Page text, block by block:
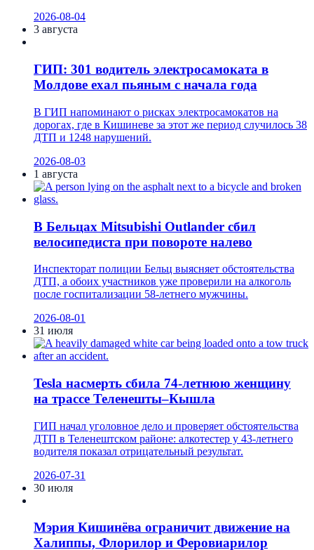
2026-08-04
3 августа
ГИП: 301 водитель электросамоката в
Молдове ехал пьяным с начала года
В ГИП напоминают о рисках электросамокатов на
дорогах, где в Кишиневе за этот же период случилось 38
ДТП и 1248 нарушений.
2026-08-03
1 августа
В Бельцах Mitsubishi Outlander сбил
велосипедиста при повороте налево
Инспекторат полиции Бельц выясняет обстоятельства
ДТП, а обоих участников уже проверили на алкоголь
после госпитализации 58-летнего мужчины.
2026-08-01
31 июля
Tesla насмерть сбила 74-летнюю женщину
на трассе Теленешты–Кышла
ГИП начал уголовное дело и проверяет обстоятельства
ДТП в Теленештском районе: алкотестер у 43-летнего
водителя показал отрицательный результат.
2026-07-31
30 июля
Мэрия Кишинёва ограничит движение на
Халиппы, Флорилор и Феровиарилор